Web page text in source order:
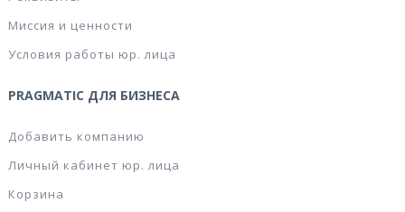
Миссия и ценности
Условия работы юр. лица
PRAGMATIC ДЛЯ БИЗНЕСА
Добавить компанию
Личный кабинет юр. лица
Корзина